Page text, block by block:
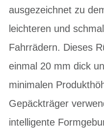
ausgezeichnet zu
leichteren und
Fahrrädern. Dieses
einmal 20 mm dick
minimalen
Gepäckträger
intelligente